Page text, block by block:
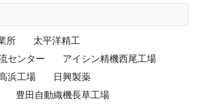
所
太平洋精工
センター
アイシン精機西尾工場
浜工場
日興製薬
豊田自動織機長草工場